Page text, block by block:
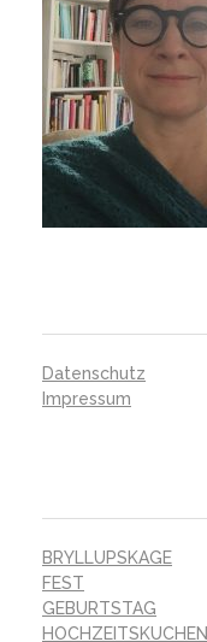
Datenschutz
Impressum
BRYLLUPSKAGE
FEST
GEBURTSTAG
HOCHZEITSKUCHEN